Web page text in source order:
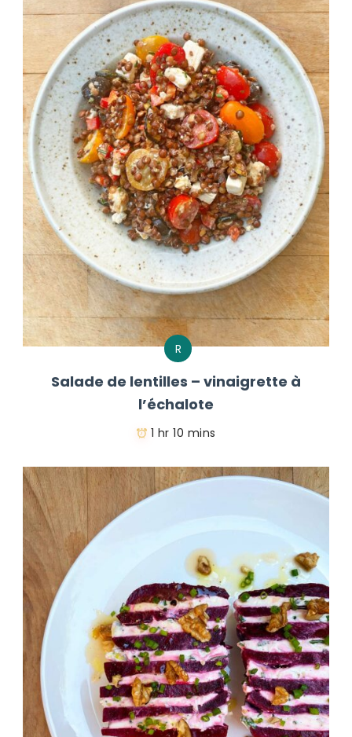
R
Salade de lentilles – vinaigrette à
l’échalote
1 hr 10 mins